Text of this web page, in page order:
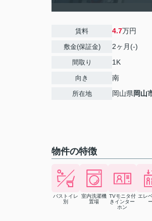
賃料 4.7万円
敷金(保証金) 2ヶ月(-)
間取り 1K
向き 南
所在地 岡山県岡山
物件の特徴
バストイレ
別
室内洗濯機
置場
TVモニタ付
きインター
ホン
エレ
ー